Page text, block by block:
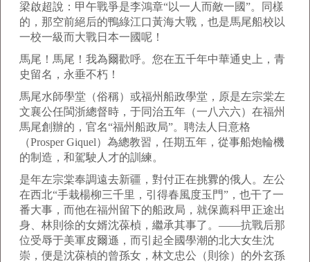
梁啟超說：甲午戰爭是李鴻章“以一人而敵一國”。同樣
的，那空前絕后的鴨綠江口黃海大戰，也是馬尾船校以
一校一級而大戰日本一國呢！
馬尾！馬尾！我為爾歡呼。您在五千年中華通史上，青
史留名，永垂不朽！
馬尾水師學堂（俗稱）或福州船政學堂，原是左宗棠左
文襄公任閩浙總督時，于同治五年（一八六六）在福州
馬尾創辦的，官名“福州船政局”。聘法人日意格
（Prosper Giquel）為總教習，任期五年，從事船炮輪機
的制造，和駕駛人才的訓練。
是年左宗棠奉調遠去新疆，對付正在挑釁的俄人。左公
在西北“手栽楊柳三千里，引得春風度玉門”，也干了一
番大事，而他在福州留下的船政局，就保薦科甲正途出
身、林則徐的女婿沈葆楨，繼承其事了。——抗戰后那
位受辱于美軍皮爾遜，而引起全國學潮的北大女生沈
崇，便是沈葆楨的曾孫女，林文忠公（則徐）的外玄孫